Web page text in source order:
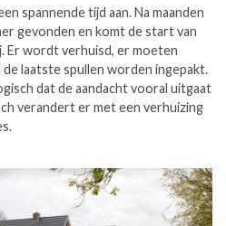
spannende tijd aan. Na maanden
gevonden en komt de start van
Er wordt verhuisd, er moeten
laatste spullen worden ingepakt.
dat de aandacht vooral uitgaat
verandert er met een verhuizing